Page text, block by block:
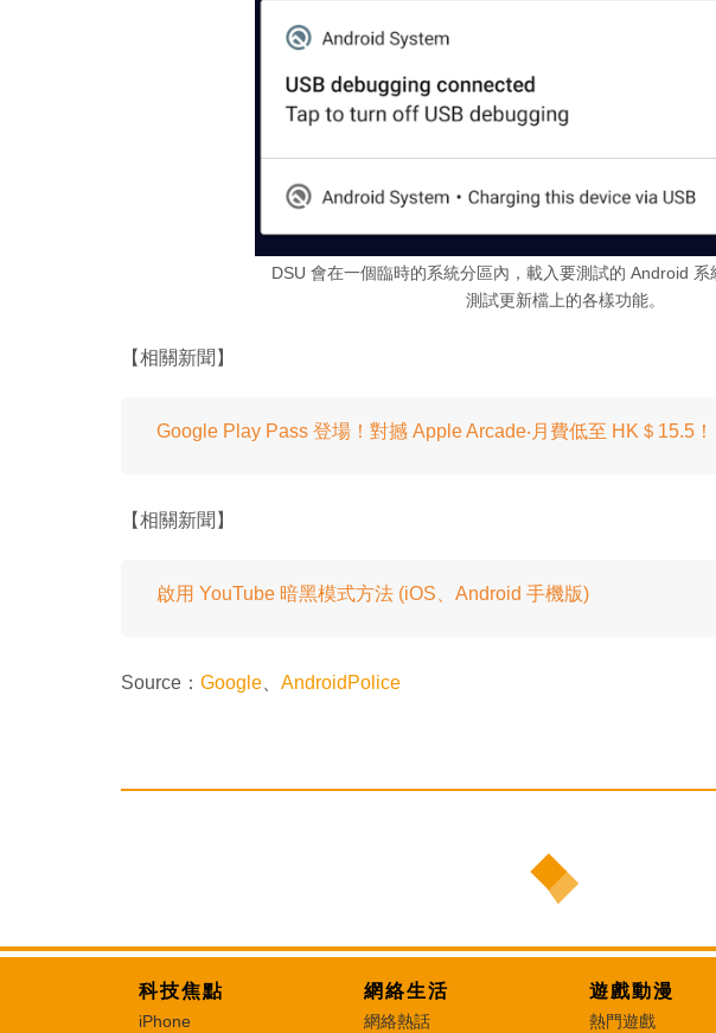
DSU 會在一個臨時的系統分區內，載入要測試的 Android 系
測試更新檔上的各樣功能。
【相關新聞】
Google Play Pass 登場！對撼 Apple Arcade‧月費低至 HK＄15.5！
【相關新聞】
啟用 YouTube 暗黑模式方法 (iOS、Android 手機版)
Source： Google AndroidPolice
科技焦點
iPhone
網絡生活
網絡熱話
遊戲動漫
熱門遊戲